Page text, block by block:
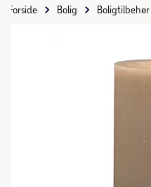
Forside Bolig Boligtilbehør